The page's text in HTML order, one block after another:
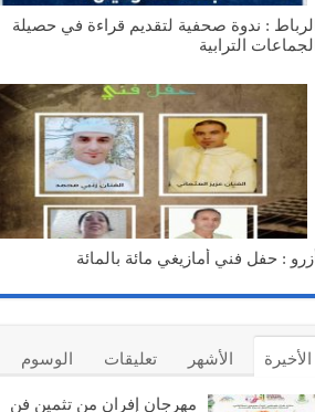
الرباط : ندوة صحفية لتقديم قراءة في حصيلة
الجماعات الترابية
أزرو : حفل فني أمازيغي مائة بالمائة
الأخيرة الأشهر تعليقات الوسوم
مهرجان إفران من تثمين فن